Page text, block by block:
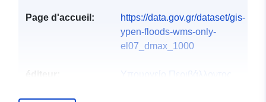
Page d'accueil:
https://data.gov.gr/dataset/gis-
ypen-floods-wms-only-
el07_dmax_1000
Υπουργείο Περιβάλλοντος